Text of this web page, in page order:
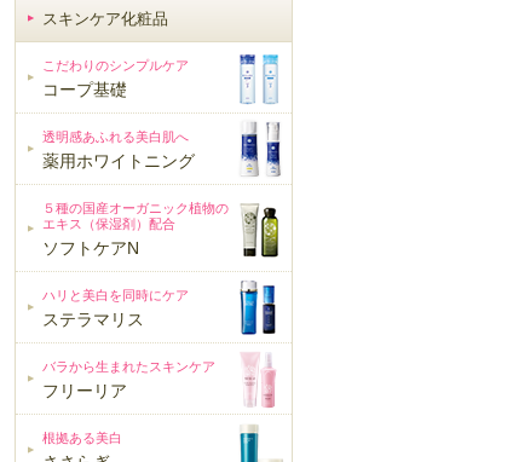
スキンケア化粧品
スキンケア化粧品
こだわりのシンプルケア
コープ基礎
透明感あふれる美白肌へ
薬用ホワイトニング
５種の国産オーガニック植物の
エキス（保湿剤）配合
ソフトケアN
ハリと美白を同時にケア
ステラマリス
バラから生まれたスキンケア
フリーリア
根拠ある美白